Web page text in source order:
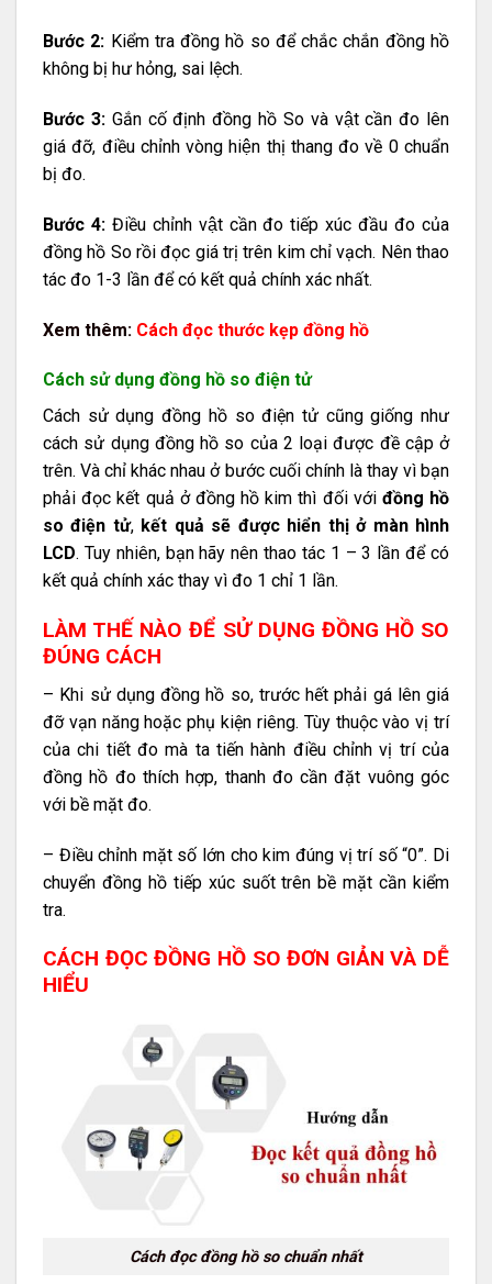
Bước 2: Kiểm tra đồng hồ so để chắc chắn đồng hồ
không bị hư hỏng, sai lệch.
Bước 3:Gắn cố định đồng hồ So và vật cần đo lên
giá đỡ, điều chỉnh vòng hiện thị thang đo về 0 chuẩn
bị đo.
Bước 4:Điều chỉnh vật cần đo tiếp xúc đầu đo của
đồng hồ So rồi đọc giá trị trên kim chỉ vạch. Nên thao
tác đo 1-3 lần để có kết quả chính xác nhất.
Xem thêm: Cách đọc thước kẹp đồng hồ
Cách sử dụng đồng hồ so điện tử
Cách sử dụng đồng hồ so điện tử cũng giống như
cách sử dụng đồng hồ so của 2 loại được đề cập ở
trên. Và chỉ khác nhau ở bước cuối chính là thay vì bạn
phải đọc kết quả ở đồng hồ kim thì đối với đồng hồ
so điện tử, kết quả sẽ được hiển thị ở màn hình
LCD. Tuy nhiên, bạn hãy nên thao tác 1 – 3 lần để có
kết quả chính xác thay vì đo 1 chỉ 1 lần.
LÀM THẾ NÀO ĐỂ SỬ DỤNG ĐỒNG HỒ SO
ĐÚNG CÁCH
– Khi sử dụng đồng hồ so, trước hết phải gá lên giá
đỡ vạn năng hoặc phụ kiện riêng. Tùy thuộc vào vị trí
của chi tiết đo mà ta tiến hành điều chỉnh vị trí của
đồng hồ đo thích hợp, thanh đo cần đặt vuông góc
với bề mặt đo.
– Điều chỉnh mặt số lớn cho kim đúng vị trí số “0”. Di
chuyển đồng hồ tiếp xúc suốt trên bề mặt cần kiểm
tra.
CÁCH ĐỌC ĐỒNG HỒ SO ĐƠN GIẢN VÀ DỄ
HIỂU
Cách đọc đồng hồ so chuẩn nhất